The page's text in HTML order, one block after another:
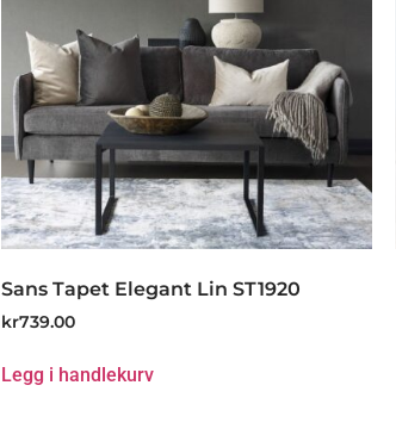
Sans Tapet Elegant Lin ST1920
kr739.00
Legg i handlekurv